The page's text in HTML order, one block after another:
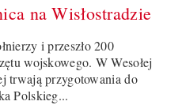
na Wisłostradzie
i przeszło 200
wojskowego. W Wesołej
trwają przygotowania do
Polskieg...